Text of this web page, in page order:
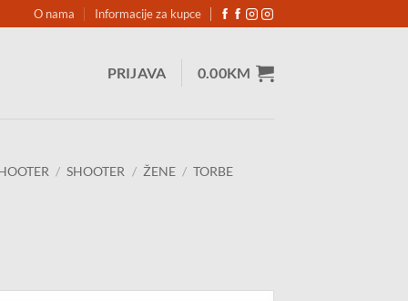
O nama Informacije za kupce
PRIJAVA 0.00KM
/ SHOOTER / ŽENE / TORBE